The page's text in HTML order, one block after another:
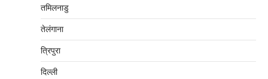
तमिलनाडु
तेलंगाना
त्रिपुरा
दिल्‍ली